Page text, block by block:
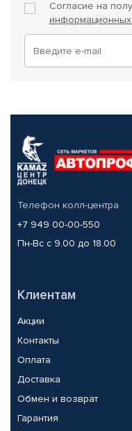
Согласие на
Телефон колл-центра
+7 949 00-00-550
Пн-Вс с 9.00 до 18.00
Клиентам
Акции
Контакты
Оплата
Доставка
Обмен и возврат
Гарантия